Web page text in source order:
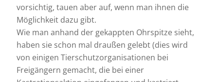
vorsichtig, tauen aber auf, wenn man ihnen die
Möglichkeit dazu gibt.
Wie man anhand der gekappten Ohrspitze sieht,
haben sie schon mal draußen gelebt (dies wird
von einigen Tierschutzorganisationen bei
Freigängern gemacht, die bei einer